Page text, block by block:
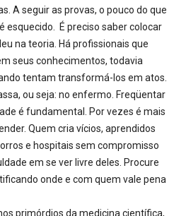
A seguir as provas, o pouco do que
esquecido. É preciso saber colocar
na teoria. Há profissionais que
seus conhecimentos, todavia
tentam transformá-los em atos.
ou seja: no enfermo. Freqüentar
é fundamental. Por vezes é mais
Quem cria vícios, aprendidos
e hospitais sem compromisso
em se ver livre deles. Procure
onde e com quem vale pena
primórdios da medicina científica,